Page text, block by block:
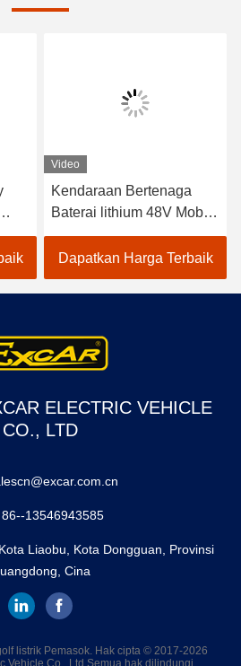
Video
Kendaraan Bertenaga
Baterai lithium 48V Mobil
Golf Listrik EXCAR
A1S6+2 Putih
Dapatkan Harga Terbaik
ELECTRIC VEHICLE
CO., LTD
86--13546943585
Liaobu, Kota Dongguan, Provinsi
Cina
listrik Pemasok. Hak cipta © 2017-2026
Vehicle Co., Ltd Semua hak dilindungi.